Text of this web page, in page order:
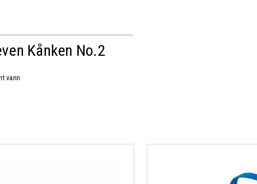
Kånken No.2
vann